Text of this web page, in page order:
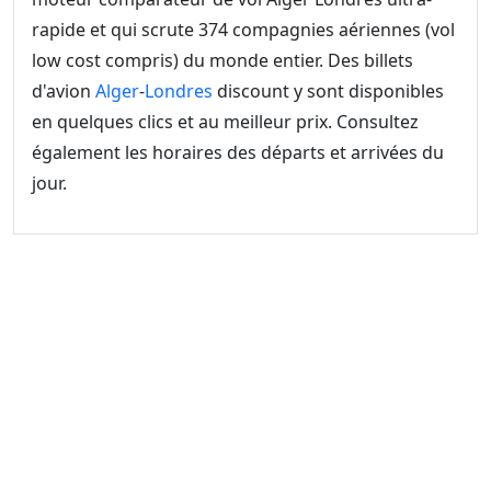
rapide et qui scrute 374 compagnies aériennes (vol
low cost compris) du monde entier. Des billets
d'avion Alger-Londres discount y sont disponibles
en quelques clics et au meilleur prix. Consultez
également les horaires des départs et arrivées du
jour.